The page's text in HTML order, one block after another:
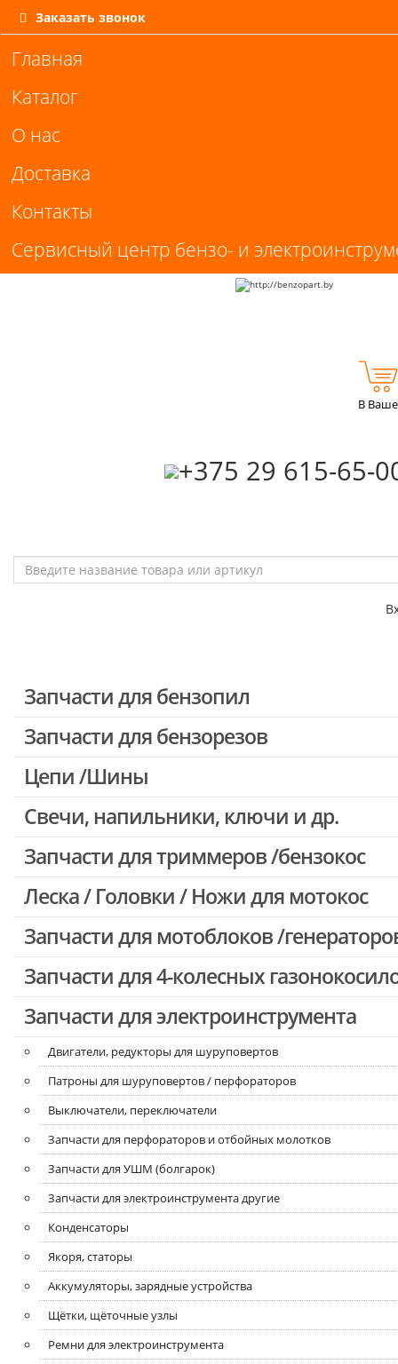
Заказать звонок
Главная
Каталог
О нас
Доставка
Контакты
Сервисный центр бензо- и
‎+375 29 615-65-
В
Запчасти для бензопил
Запчасти для бензопил Stihl
Запчасти для бензопил Oleo-mac, Echo и др.
Запчасти для бензорезов
Цепи /Шины
Свечи, напильники, ключи и др.
Запчасти для триммеров /бензокос
Запчасти для Китайских триммеров
Леска / Головки / Ножи для мотокос
Запчасти для мотоблоков /
Запчасти для 4-колесных
Запчасти для электроинструмента
Двигатели, редукторы для шуруповертов
Патроны для шуруповертов / перфораторов
Выключатели, переключатели
Запчасти для перфораторов и отбойных молотков
Запчасти для УШМ (болгарок)
Запчасти для электроинструмента другие
Конденсаторы
Якоря, статоры
Аккумуляторы, зарядные устройства
Щётки, щёточные узлы
Ремни для электроинструмента